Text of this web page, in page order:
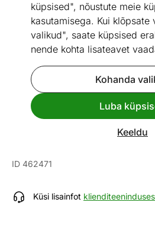
küpsised", nõustute meie
kasutamisega. Kui klõpsate
valikud", saate küpsised
nende kohta lisateavet
Kohanda
Luba
Keeldu
Vaata
ID 462471
Küsi lisainfot